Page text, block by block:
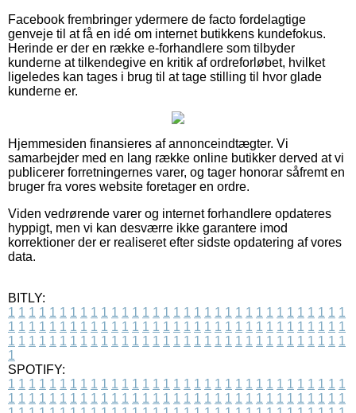
Facebook frembringer ydermere de facto fordelagtige
genveje til at få en idé om internet butikkens kundefokus.
Herinde er der en række e-forhandlere som tilbyder
kunderne at tilkendegive en kritik af ordreforløbet, hvilket
ligeledes kan tages i brug til at tage stilling til hvor glade
kunderne er.
Hjemmesiden finansieres af annonceindtægter. Vi
samarbejder med en lang række online butikker derved at vi
publicerer forretningernes varer, og tager honorar såfremt en
bruger fra vores website foretager en ordre.
Viden vedrørende varer og internet forhandlere opdateres
hyppigt, men vi kan desværre ikke garantere imod
korrektioner der er realiseret efter sidste opdatering af vores
data.
BITLY:
1 1 1 1 1 1 1 1 1 1 1 1 1 1 1 1 1 1 1 1 1 1 1 1 1 1 1 1 1 1 1 1 1
1 1 1 1 1 1 1 1 1 1 1 1 1 1 1 1 1 1 1 1 1 1 1 1 1 1 1 1 1 1 1 1 1
1 1 1 1 1 1 1 1 1 1 1 1 1 1 1 1 1 1 1 1 1 1 1 1 1 1 1 1 1 1 1 1 1
1
SPOTIFY:
1 1 1 1 1 1 1 1 1 1 1 1 1 1 1 1 1 1 1 1 1 1 1 1 1 1 1 1 1 1 1 1 1
1 1 1 1 1 1 1 1 1 1 1 1 1 1 1 1 1 1 1 1 1 1 1 1 1 1 1 1 1 1 1 1 1